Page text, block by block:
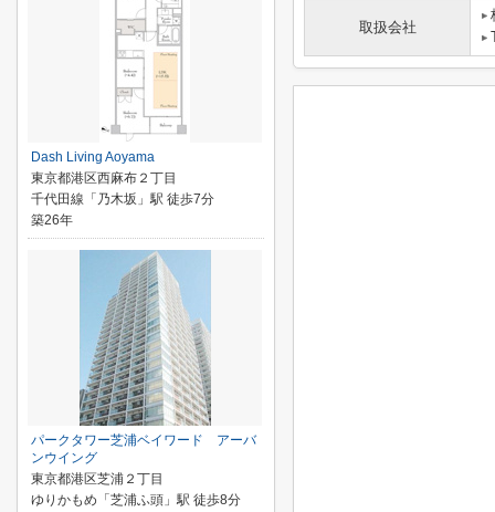
取扱会社
Dash Living Aoyama
東京都港区西麻布２丁目
千代田線「乃木坂」駅 徒歩7分
築26年
パークタワー芝浦ベイワード アーバ
ンウイング
東京都港区芝浦２丁目
ゆりかもめ「芝浦ふ頭」駅 徒歩8分